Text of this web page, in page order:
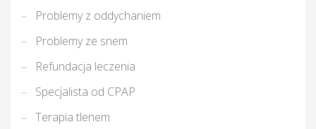
Problemy z oddychaniem
Problemy ze snem
Refundacja leczenia
Specjalista od CPAP
Terapia tlenem